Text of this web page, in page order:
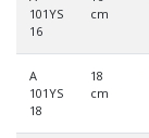
101YS
16
cm
A
101YS
18
18
cm